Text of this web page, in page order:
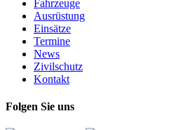
Fahrzeuge
Ausrüstung
Einsätze
Termine
News
Zivilschutz
Kontakt
Folgen Sie uns